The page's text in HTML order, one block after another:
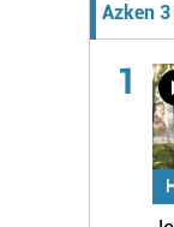
Azken
1